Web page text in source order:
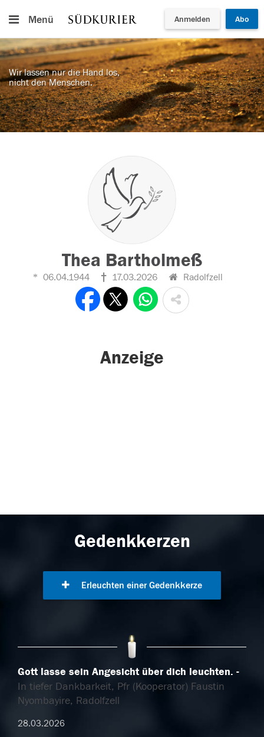
Menü Anmelden Abo
Wir lassen nur die Hand los,
nicht den Menschen.
Thea Bartholmeß
06.04.1944 17.03.2026 Radolfzell
Anzeige
Gedenkkerzen
Erleuchten einer Gedenkkerze
Gott lasse sein Angesicht über dich leuchten.
In tiefer Dankbarkeit, Pfr (Kooperator) Faustin
Nyombayire, Radolfzell
28.03.2026